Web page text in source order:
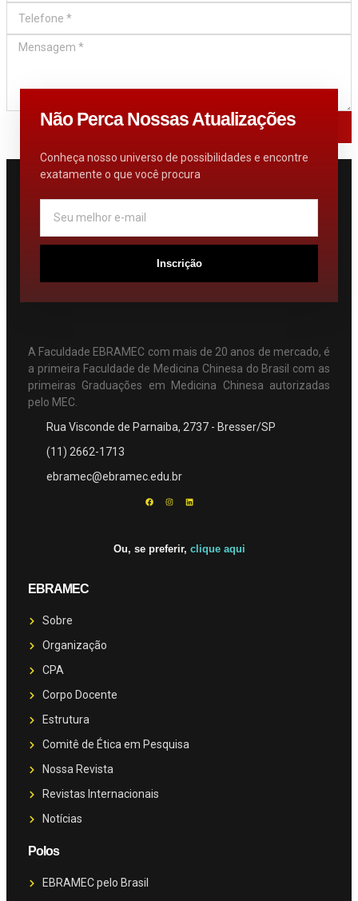
Não Perca Nossas Atualizações
Conheça nosso universo de possibilidades e encontre
exatamente o que você procura
Inscrição
A Faculdade EBRAMEC com mais de 20 anos de mercado, é
a primeira Faculdade de Medicina Chinesa do Brasil com as
primeiras Graduações em Medicina Chinesa autorizadas
pelo MEC.
Rua Visconde de Parnaiba, 2737 - Bresser/SP
(11) 2662-1713
ebramec@ebramec.edu.br
Ou, se preferir, clique aqui
EBRAMEC
Sobre
Organização
CPA
Corpo Docente
Estrutura
Comitê de Ética em Pesquisa
Nossa Revista
Revistas Internacionais
Notícias
Polos
EBRAMEC pelo Brasil